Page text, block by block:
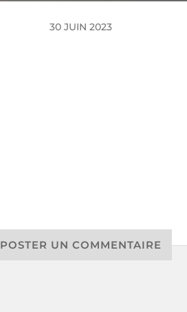
30 JUIN 2023
POSTER UN COMMENTAIRE